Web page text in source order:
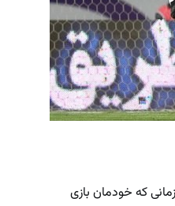
که خودمان بازی